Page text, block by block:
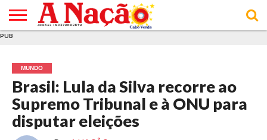
E DE
COOKIES
DE
UTILIZAÇÃO
PUB
MUNDO
Brasil: Lula da Silva recorre ao
Supremo Tribunal e à ONU para
disputar eleições